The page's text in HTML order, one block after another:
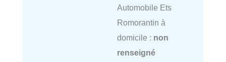
Automobile Ets
Romorantin à
domicile : non
renseigné